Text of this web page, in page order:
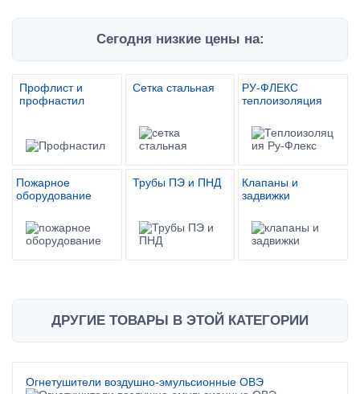
Сегодня низкие цены на:
Профлист и
профнастил
Сетка стальная
РУ-ФЛЕКС
теплоизоляция
Пожарное
оборудование
Трубы ПЭ и ПНД
Клапаны и
задвижки
ДРУГИЕ ТОВАРЫ В ЭТОЙ КАТЕГОРИИ
Огнетушители воздушно-эмульсионные ОВЭ